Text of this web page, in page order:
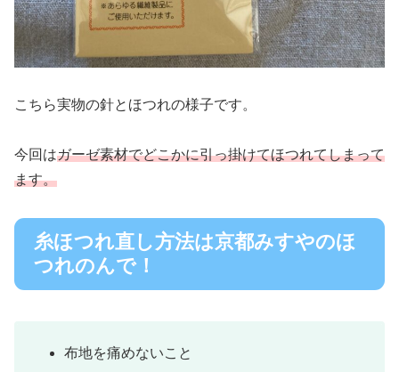
こちら実物の針とほつれの様子です。
今回はガーゼ素材でどこかに引っ掛けてほつれてしまって
ます。
糸ほつれ直し方法は京都みすやのほ
つれのんで！
布地を痛めないこと